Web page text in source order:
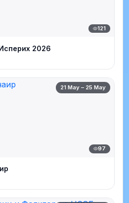
121
2026
21 May – 25 May
97